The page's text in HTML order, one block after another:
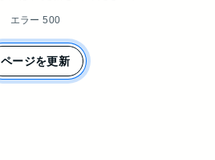
エラー 500
ページを更新